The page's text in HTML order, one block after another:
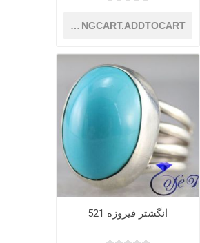
SHOPPINGCART.ADDTOCART
انگشتر فیروزه 521